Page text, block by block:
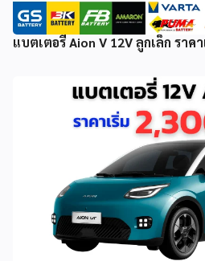
แบตเตอรี่ Aion V 12V ลูกเล็ก ราค